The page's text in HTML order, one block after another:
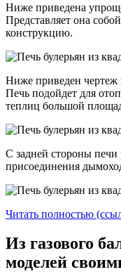
Ниже приведена
Представляет она
конструкцию.
Ниже приведен чертеж
Печь подойдет для
теплиц большой
С задней стороны печи
присоединения
Читать полностью
Из газового
моделей